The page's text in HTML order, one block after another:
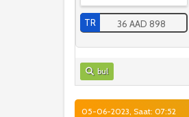
TR 36 AAD 898
bul
05-06-2023, Saat: 07:52